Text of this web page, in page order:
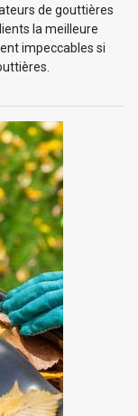
de gouttières
la meilleure
impeccables si